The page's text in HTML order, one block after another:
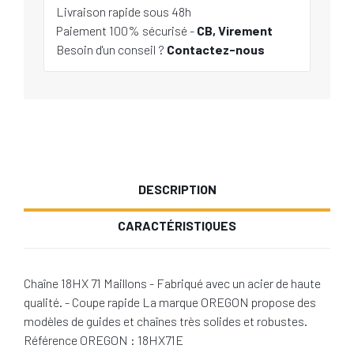
Livraison rapide sous 48h
Paiement 100% sécurisé - CB, Virement
Besoin d'un conseil ? Contactez-nous
DESCRIPTION
CARACTÉRISTIQUES
Chaîne 18HX 71 Maillons - Fabriqué avec un acier de haute
qualité. - Coupe rapide La marque OREGON propose des
modèles de guides et chaînes très solides et robustes.
Référence OREGON : 18HX71E